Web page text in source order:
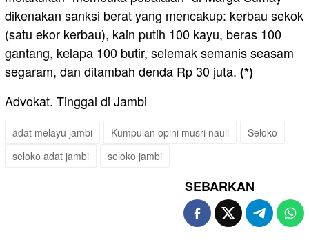
dikenakan sanksi berat yang mencakup: kerbau sekok
(satu ekor kerbau), kain putih 100 kayu, beras 100
gantang, kelapa 100 butir, selemak semanis seasam
segaram, dan ditambah denda Rp 30 juta. (*)
Advokat. Tinggal di Jambi
adat melayu jambi Kumpulan opini musri nauli
Seloko
seloko adat jambi
seloko jambi
SEBARKAN